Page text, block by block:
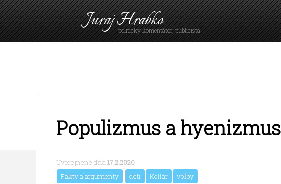
Juraj Hrabko
politický komentátor, publicista
Populizmus a hyenizmus
Uverejnené dňa17.2.2020
Fakty a argumenty
deti Kollár voľby